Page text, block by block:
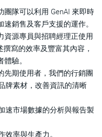
團隊可以利用 GenAI 來即時
銷售及客戶支援的運作。
資源專員與招聘經理正使用
寫的效率及豐富其內容，
驗。
先期使用者，我們的行銷團
牌素材，改善資訊的清晰
速市場數據的分析與報告製
效率與生產力。